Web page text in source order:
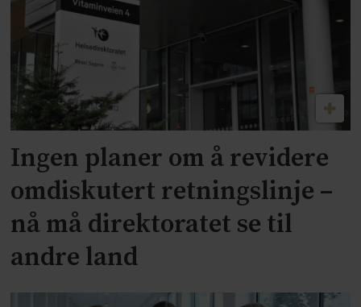
Ingen planer om å revidere
omdiskutert retningslinje –
nå må direktoratet se til
andre land